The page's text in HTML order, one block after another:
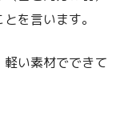
を言います。
い素材でできて